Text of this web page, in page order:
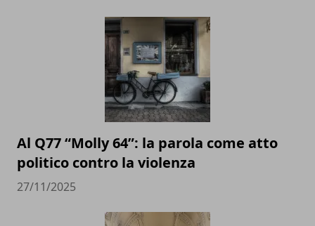
Al Q77 “Molly 64”: la parola come atto
politico contro la violenza
27/11/2025